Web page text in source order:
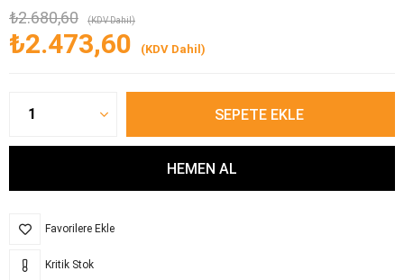
₺2.680,60 (KDV Dahil)
₺2.473,60 (KDV Dahil)
Favorilere Ekle
Kritik Stok